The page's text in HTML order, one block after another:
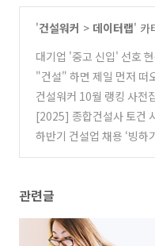
'건설워커 > 데이터랩' 카
대기업 '중고 신입' 선호
채용 활용 (1)
"건설" 하면 제일 먼저 떠
건설워커 10월 랭킹 사전
·현대건설 1·2위 굳건, 3
[2025] 종합건설사 토건
00위
(2)
하반기 건설업 채용 ‘빙
관련글